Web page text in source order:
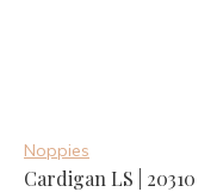
Noppies
Cardigan LS | 20310